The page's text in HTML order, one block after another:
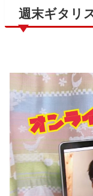
週末ギタリ